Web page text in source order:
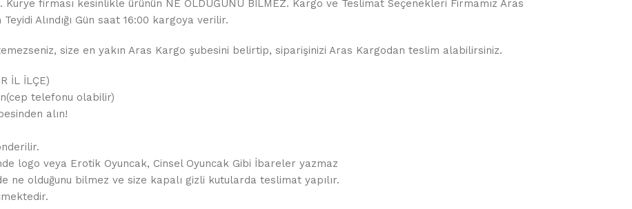
firması kesinlikle ürünün NE OLDUĞUNU BİLMEZ. Kargo ve Teslimat Seçenekleri Firmamız Aras
Alındığı Gün saat 16:00 kargoya verilir.
size en yakın Aras Kargo şubesini belirtip, siparişinizi Aras Kargodan teslim alabilirsiniz.
İL İLÇE)
telefonu olabilir)
alın!
logo veya Erotik Oyuncak, Cinsel Oyuncak Gibi İbareler yazmaz
ne olduğunu bilmez ve size kapalı gizli kutularda teslimat yapılır.